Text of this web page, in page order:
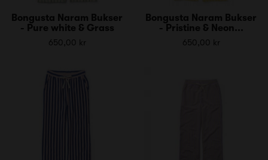
Bongusta Naram Bukser
- Pure white & Grass
650,00 kr
Bongusta Naram Bukser
- Pristine & Neon...
650,00 kr